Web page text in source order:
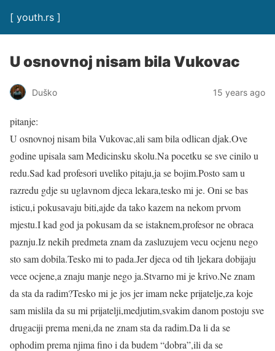
[ youth.rs ]
U osnovnoj nisam bila Vukovac
Duško 15 years ago
pitanje:
U osnovnoj nisam bila Vukovac,ali sam bila odlican djak.Ove
godine upisala sam Medicinsku skolu.Na pocetku se sve cinilo u
redu.Sad kad profesori uveliko pitaju,ja se bojim.Posto sam u
razredu gdje su uglavnom djeca lekara,tesko mi je. Oni se bas
isticu,i pokusavaju biti,ajde da tako kazem na nekom prvom
mjestu.I kad god ja pokusam da se istaknem,profesor ne obraca
paznju.Iz nekih predmeta znam da zasluzujem vecu ocjenu nego
sto sam dobila.Tesko mi to pada.Jer djeca od tih ljekara dobijaju
vece ocjene,a znaju manje nego ja.Stvarno mi je krivo.Ne znam
da sta da radim?Tesko mi je jos jer imam neke prijatelje,za koje
sam mislila da su mi prijatelji,medjutim,svakim danom postoju sve
drugaciji prema meni,da ne znam sta da radim.Da li da se
ophodim prema njima fino i da budem “dobra”,ili da se